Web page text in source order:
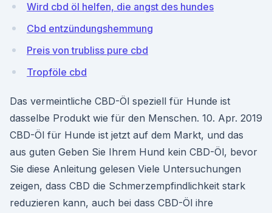
Wird cbd öl helfen, die angst des hundes
Cbd entzündungshemmung
Preis von trubliss pure cbd
Tropföle cbd
Das vermeintliche CBD-Öl speziell für Hunde ist
dasselbe Produkt wie für den Menschen. 10. Apr. 2019
CBD-Öl für Hunde ist jetzt auf dem Markt, und das
aus guten Geben Sie Ihrem Hund kein CBD-Öl, bevor
Sie diese Anleitung gelesen Viele Untersuchungen
zeigen, dass CBD die Schmerzempfindlichkeit stark
reduzieren kann, auch bei dass CBD-Öl ihre